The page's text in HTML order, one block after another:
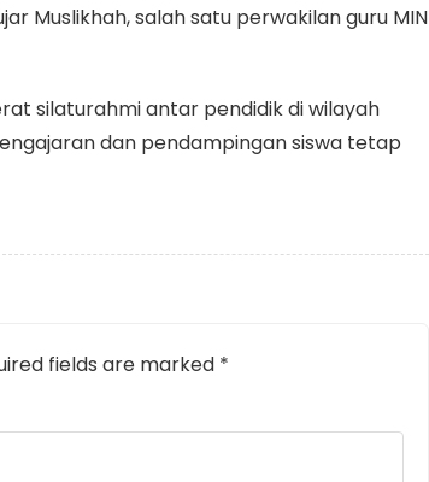
Muslikhah, salah satu perwakilan guru MIN
silaturahmi antar pendidik di wilayah
dan pendampingan siswa tetap
fields are marked *